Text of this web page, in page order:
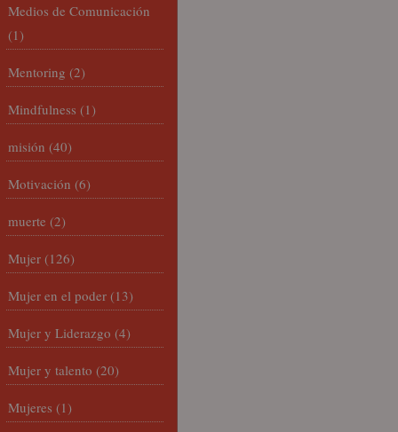
Medios de Comunicación
(1)
Mentoring (2)
Mindfulness (1)
misión (40)
Motivación (6)
muerte (2)
Mujer (126)
Mujer en el poder (13)
Mujer y Liderazgo (4)
Mujer y talento (20)
Mujeres (1)